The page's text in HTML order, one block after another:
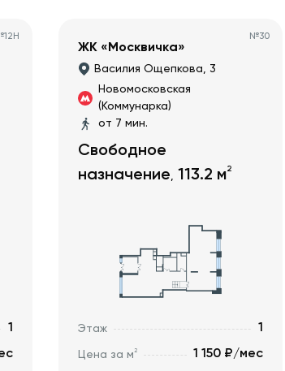
12Н
1
№30
ЖК «Москвичка»
Василия Ощепкова, 3
Новомосковская
(Коммунарка)
от 7 мин.
Свободное
назначение, 113.2 м2
Этаж 1
Цена за м2 1 150 ₽/мес